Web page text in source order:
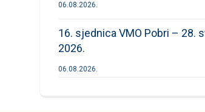
06.08.2026.
16. sjednica VMO Pobri – 28.
2026.
06.08.2026.